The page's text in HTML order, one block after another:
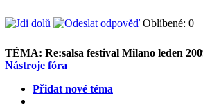
Oblíbené: 0
TÉMA: Re:salsa festival Milano leden
Nástroje fóra
Přidat nové téma